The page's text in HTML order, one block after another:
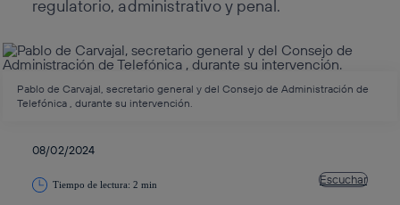
regulatorio, administrativo y penal.
Pablo de Carvajal, secretario general y del Consejo de Administración de
Telefónica , durante su intervención.
08/02/2024
Tiempo de lectura: 2 min Escuchar